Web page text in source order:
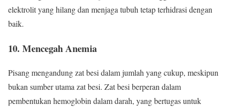
elektrolit yang hilang dan menjaga tubuh tetap terhidrasi dengan
baik.
10. Mencegah Anemia
Pisang mengandung zat besi dalam jumlah yang cukup, meskipun
bukan sumber utama zat besi. Zat besi berperan dalam
pembentukan hemoglobin dalam darah, yang bertugas untuk